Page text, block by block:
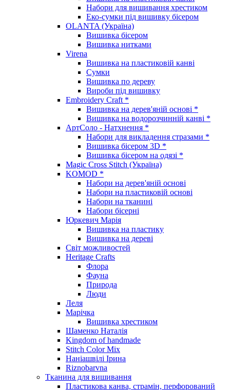
Набори для вишивання хрестиком
Еко-сумки під вишивку бісером
OLANTA (Україна)
Вишивка бісером
Вишивка нитками
Virena
Вишивка на пластиковій канві
Сумки
Вишивка по дереву
Вироби під вишивку
Embroidery Craft *
Вишивка на дерев'яній основі *
Вишивка на водорозчинній канві *
АртСоло - Натхнення *
Набори для викладення стразами *
Вишивка бісером 3D *
Вишивка бісером на одязі *
Magic Cross Stitch (Україна)
KOMOD *
Набори на дерев'яній основі
Набори на пластиковій основі
Набори на тканині
Набори бісерні
Юркевич Марія
Вишивка на пластику
Вишивка на дереві
Світ можливостей
Heritage Crafts
Флора
Фауна
Природа
Люди
Леля
Марічка
Вишивка хрестиком
Шаменко Наталія
Kingdom of handmade
Stitch Color Mix
Наніашвілі Ірина
Riznobarvna
Тканина для вишивання
Пластикова канва, страмін, перфорований